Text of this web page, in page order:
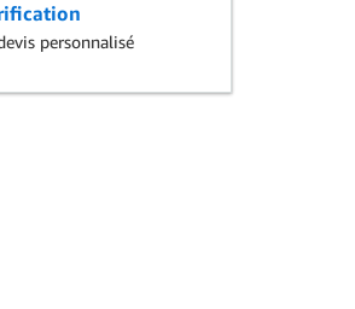
personnalisé